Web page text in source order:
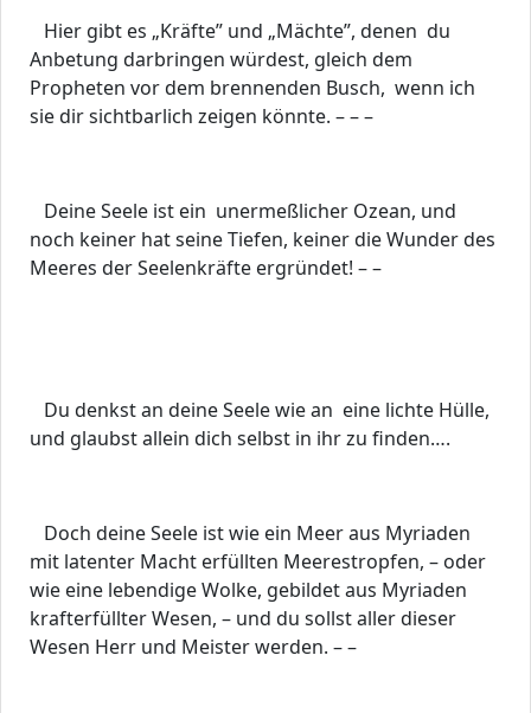
Hier gibt es „Kräfte” und „Mächte”, denen du
Anbetung darbringen würdest, gleich dem
Propheten vor dem brennenden Busch, wenn ich
sie dir sichtbarlich zeigen könnte. – – –
Deine Seele ist ein unermeßlicher Ozean, und
noch keiner hat seine Tiefen, keiner die Wunder des
Meeres der Seelenkräfte ergründet! – –
Du denkst an deine Seele wie an eine lichte Hülle,
und glaubst allein dich selbst in ihr zu finden….
Doch deine Seele ist wie ein Meer aus Myriaden
mit latenter Macht erfüllten Meerestropfen, – oder
wie eine lebendige Wolke, gebildet aus Myriaden
krafterfüllter Wesen, – und du sollst aller dieser
Wesen Herr und Meister werden. – –